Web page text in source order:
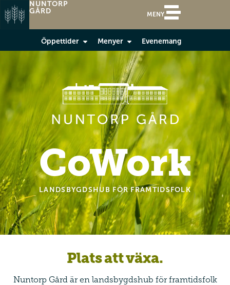
NUNTORP
GÅRD
MENY
Öppettider Menyer Evenemang
CoWork
LANDSBYGDSHUB FÖR FRAMTIDSFOLK
Plats att växa.
Nuntorp Gård är en landsbygdshub för framtidsfolk